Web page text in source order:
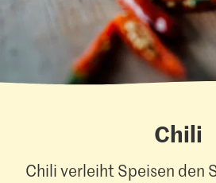
Chili
Chili verleiht Speisen den